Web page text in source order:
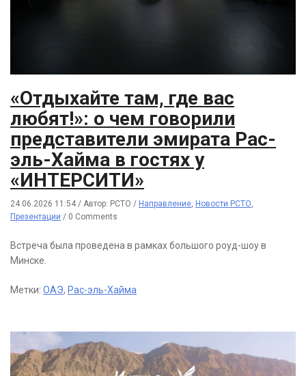
«Отдыхайте там, где вас
любят!»: о чем говорили
представители эмирата Рас-
эль-Хайма в гостях у
«ИНТЕРСИТИ»
24.06.2026 11:54 / Автор: РСТО / Направление, Новости РСТО,
Презентации / 0 Comments
Встреча была проведена в рамках большого роуд-шоу в
Минске.
Метки: ОАЭ, Рас-эль-Хайма